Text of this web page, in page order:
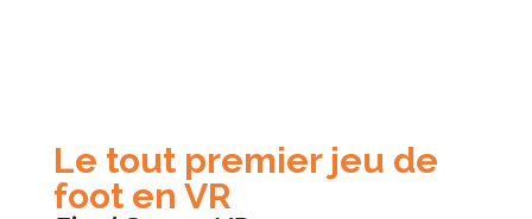
Le tout premier jeu de
foot en VR